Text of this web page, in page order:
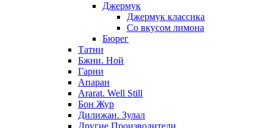
Джермук
Джермук классика
Со вкусом лимона
Бюрег
Татни
Бжни. Ной
Гарни
Апаран
Ararat. Well Still
Бон Жур
Дилижан. Зулал
Другие Производители